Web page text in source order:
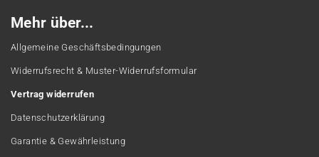
Mehr über...
Allgemeine Geschäftsbedingungen
Widerrufsrecht & Muster-Widerrufsformular
Vertrag widerrufen
Datenschutzerklärung
Garantie & Gewährleistung